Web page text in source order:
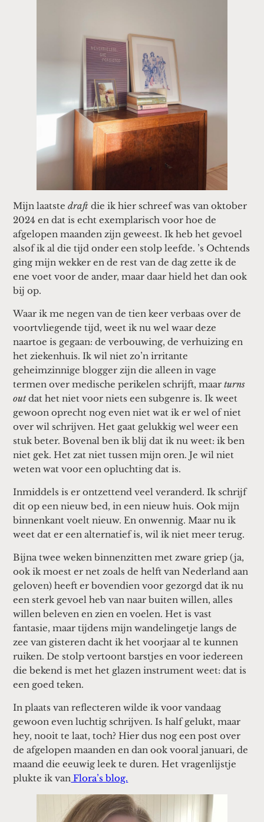
Mijn laatstedraft die ik hier schreef was van oktober
2024 en dat is echt exemplarisch voor hoe de
afgelopen maanden zijn geweest. Ik heb het gevoel
alsof ik al die tijd onder een stolp leefde. ’s Ochtends
ging mijn wekker en de rest van de dag zette ik de
ene voet voor de ander, maar daar hield het dan ook
bij op.
Waar ik me negen van de tien keer verbaas over de
voortvliegende tijd, weet ik nu wel waar deze
naartoe is gegaan: de verbouwing, de verhuizing en
het ziekenhuis. Ik wil niet zo’n irritante
geheimzinnige blogger zijn die alleen in vage
termen over medische perikelen schrijft, maarturns
out dat het niet voor niets een subgenre is. Ik weet
gewoon oprecht nog even niet wat ik er wel of niet
over wil schrijven. Het gaat gelukkig wel weer een
stuk beter. Bovenal ben ik blij dat ik nu weet: ik ben
niet gek. Het zat niet tussen mijn oren. Je wil niet
weten wat voor een opluchting dat is.
Inmiddels is er ontzettend veel veranderd. Ik schrijf
dit op een nieuw bed, in een nieuw huis. Ook mijn
binnenkant voelt nieuw. En onwennig. Maar nu ik
weet dat er een alternatief is, wil ik niet meer terug.
Bijna twee weken binnenzitten met zware griep (ja,
ook ik moest er net zoals de helft van Nederland aan
geloven) heeft er bovendien voor gezorgd dat ik nu
een sterk gevoel heb van naar buiten willen, alles
willen beleven en zien en voelen. Het is vast
fantasie, maar tijdens mijn wandelingetje langs de
zee van gisteren dacht ik het voorjaar al te kunnen
ruiken. De stolp vertoont barstjes en voor iedereen
die bekend is met het glazen instrument weet: dat is
een goed teken.
In plaats van reflecteren wilde ik voor vandaag
gewoon even luchtig schrijven. Is half gelukt, maar
hey, nooit te laat, toch? Hier dus nog een post over
de afgelopen maanden en dan ook vooral januari, de
maand die eeuwig leek te duren. Het vragenlijstje
plukte ik van Flora’s blog.